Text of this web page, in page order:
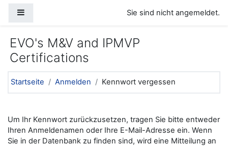
Sie sind nicht angemeldet.
EVO's M&V and IPMVP
Certifications
Startseite Anmelden Kennwort vergessen
Um Ihr Kennwort zurückzusetzen, tragen Sie bitte entweder
Ihren Anmeldenamen oder Ihre E-Mail-Adresse ein. Wenn
Sie in der Datenbank zu finden sind, wird eine Mitteilung an